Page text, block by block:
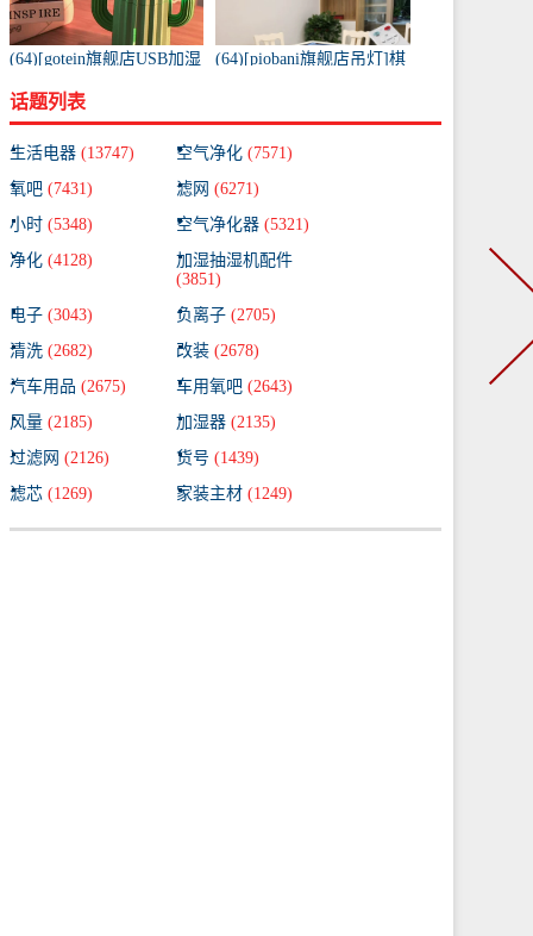
(64)[gotein旗舰店USB加湿
仙人掌便携式喷月销量99
件仅售58元
(64)[piobani旗舰店吊灯]棋
仅售780元
话题列表
生活电器 (13747) 空气净化 (7571)
氧吧 (7431) 滤网 (6271)
小时 (5348) 空气净化器 (5321)
净化 (4128)
加湿抽湿机配件
(3851)
电子 (3043) 负离子 (2705)
清洗 (2682) 改装 (2678)
汽车用品 (2675) 车用氧吧 (2643)
风量 (2185) 加湿器 (2135)
过滤网 (2126) 货号 (1439)
滤芯 (1269) 家装主材 (1249)